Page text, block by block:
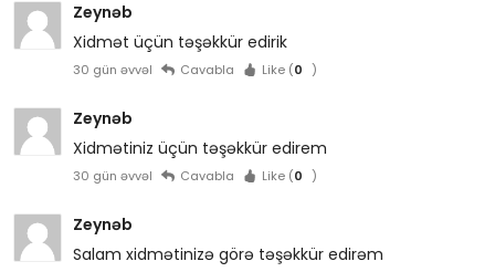
Zeynəb
Xidmət üçün təşəkkür edirik
30 gün əvvəl Cavabla Like (0 )
Zeynəb
Xidmətiniz üçün təşəkkür edirem
30 gün əvvəl Cavabla Like (0 )
Zeynəb
Salam xidmətinizə görə təşəkkür edirəm